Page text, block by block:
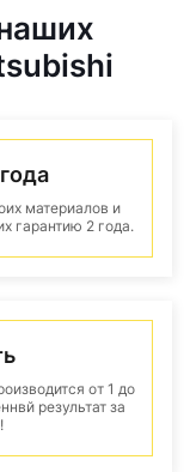
материалов и
гарантию 2 года.
от 1 до
результат за